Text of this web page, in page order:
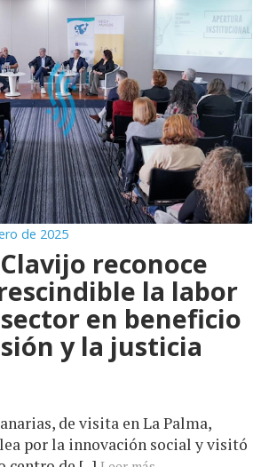
de 2025
reconoce
la labor
en beneficio
y la justicia
de visita en La Palma,
por la innovación social y visitó